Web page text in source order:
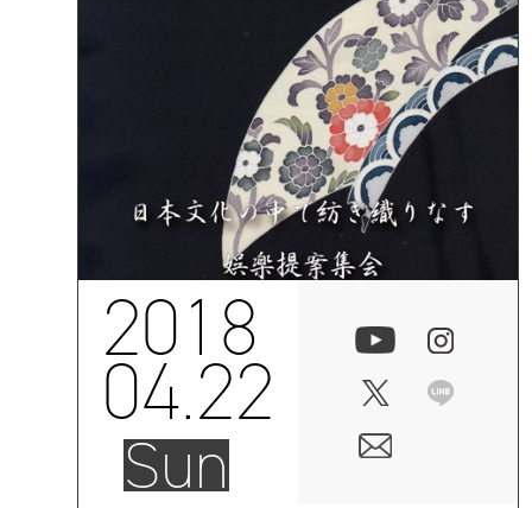
2018
04.22
Sun